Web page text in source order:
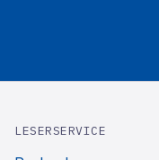
LESERSERVICE